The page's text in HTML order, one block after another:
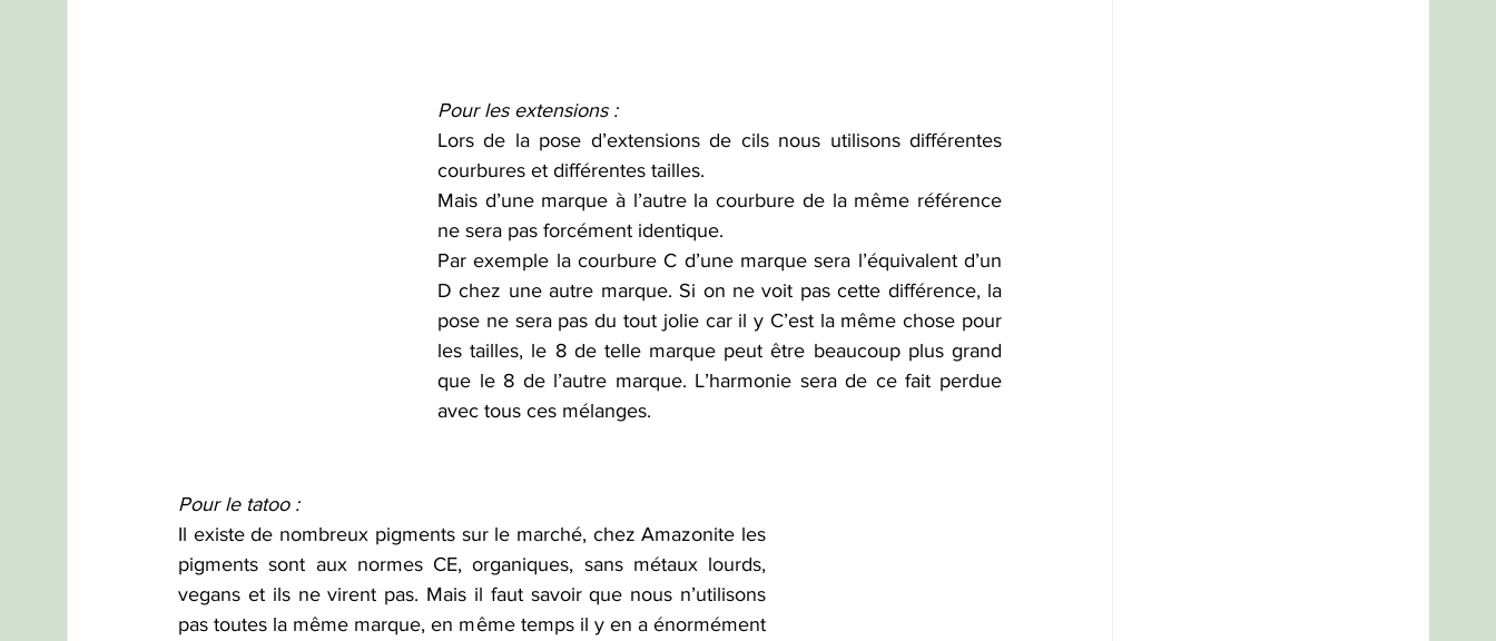
Pour les extensions :
Lors de la pose d’extensions de cils nous utilisons différentes
courbures et différentes tailles.
Mais d’une marque à l’autre la courbure de la même référence
ne sera pas forcément identique.
Par exemple la courbure C d’une marque sera l’équivalent d’un
D chez une autre marque. Si on ne voit pas cette différence, la
pose ne sera pas du tout jolie car il y C’est la même chose pour
les tailles, le 8 de telle marque peut être beaucoup plus grand
que le 8 de l’autre marque. L’harmonie sera de ce fait perdue
avec tous ces mélanges.
Pour le tatoo :
Il existe de nombreux pigments sur le marché, chez Amazonite les
pigments sont aux normes CE, organiques, sans métaux lourds,
vegans et ils ne virent pas. Mais il faut savoir que nous n’utilisons
pas toutes la même marque, en même temps il y en a énormément